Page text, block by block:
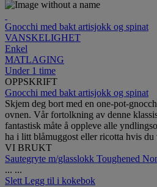
Gnocchi med bakt artisjokk og spinat
VANSKELIGHET
Enkel
MATLAGING
Under 1 time
OPPSKRIFT
Gnocchi med bakt artisjokk og spinat
Skjem deg bort med en one-pot-
ovnen. Vår fortolkning av denne
fantastisk måte å oppleve alle
ha i litt blåmuggost eller ricotta hvis du
VI BRUKT
Sautegryte m/glasslokk Toughened
... ...
Slett Legg til i kokebok